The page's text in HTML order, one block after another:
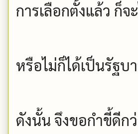
การเลือกตั้งแล้ว ก็
หรือไม่ก็ได้เป็นรัฐ
ดังนั้น จึงขอกำขี้ดีก